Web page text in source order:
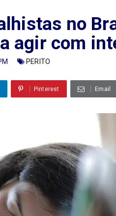
no
agir com
PERITO
Pinterest Email